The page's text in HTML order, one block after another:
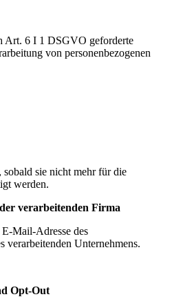
Art. 6 I 1 DSGVO geforderte
von personenbezogenen
sie nicht mehr für die
werden.
verarbeitenden Firma
Mail-Adresse des
verarbeitenden Unternehmens.
Opt-Out